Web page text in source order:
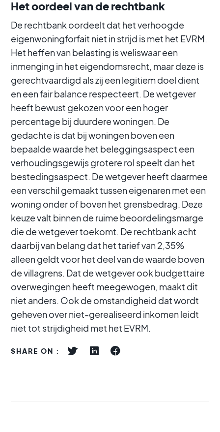
Het oordeel van de rechtbank
De rechtbank oordeelt dat het verhoogde
eigenwoningforfait niet in strijd is met het EVRM.
Het heffen van belasting is weliswaar een
inmenging in het eigendomsrecht, maar deze is
gerechtvaardigd als zij een legitiem doel dient
en een fair balance respecteert. De wetgever
heeft bewust gekozen voor een hoger
percentage bij duurdere woningen. De
gedachte is dat bij woningen boven een
bepaalde waarde het beleggingsaspect een
verhoudingsgewijs grotere rol speelt dan het
bestedingsaspect. De wetgever heeft daarmee
een verschil gemaakt tussen eigenaren met een
woning onder of boven het grensbedrag. Deze
keuze valt binnen de ruime beoordelingsmarge
die de wetgever toekomt. De rechtbank acht
daarbij van belang dat het tarief van 2,35%
alleen geldt voor het deel van de waarde boven
de villagrens. Dat de wetgever ook budgettaire
overwegingen heeft meegewogen, maakt dit
niet anders. Ook de omstandigheid dat wordt
geheven over niet-gerealiseerd inkomen leidt
niet tot strijdigheid met het EVRM.
SHARE ON :